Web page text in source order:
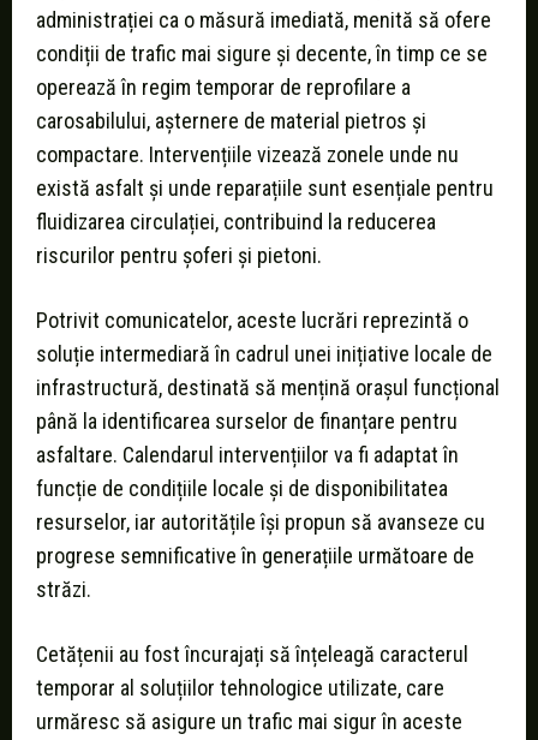
administrației ca o măsură imediată, menită să ofere
condiții de trafic mai sigure și decente, în timp ce se
operează în regim temporar de reprofilare a
carosabilului, așternere de material pietros și
compactare. Intervențiile vizează zonele unde nu
există asfalt și unde reparațiile sunt esențiale pentru
fluidizarea circulației, contribuind la reducerea
riscurilor pentru șoferi și pietoni.
Potrivit comunicatelor, aceste lucrări reprezintă o
soluție intermediară în cadrul unei inițiative locale de
infrastructură, destinată să mențină orașul funcțional
până la identificarea surselor de finanțare pentru
asfaltare. Calendarul intervențiilor va fi adaptat în
funcție de condițiile locale și de disponibilitatea
resurselor, iar autoritățile își propun să avanseze cu
progrese semnificative în generațiile următoare de
străzi.
Cetățenii au fost încurajați să înțeleagă caracterul
temporar al soluțiilor tehnologice utilizate, care
urmăresc să asigure un trafic mai sigur în aceste